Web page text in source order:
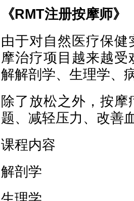
《RMT注册按摩师》
由于对自然医疗保
摩治疗项目越来越
解解剖学、生理学、
除了放松之外，按
题、减轻压力、改善
课程内容
解剖学